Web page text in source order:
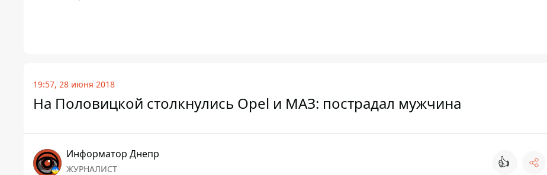
19:57, 28 июня 2018
На Половицкой столкнулись Opel и МАЗ: пострадал мужчина
Информатор Днепр
ЖУРНАЛИСТ 👍